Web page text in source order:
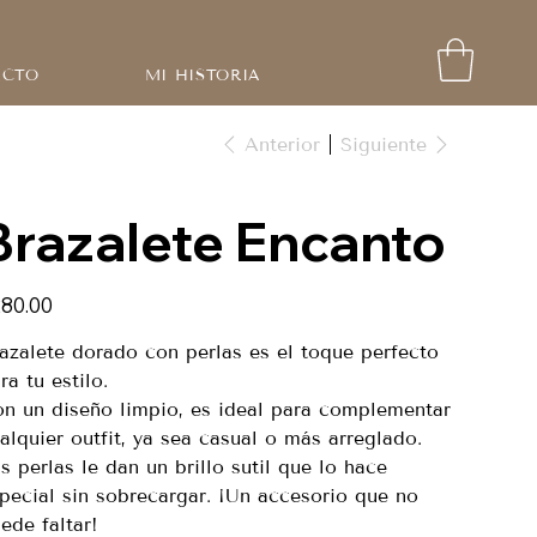
MI HISTORIA
Anterior Siguiente
Encanto
dorado con perlas es el toque perfecto
tu estilo.
un diseño limpio, es ideal para complementar
outfit, ya sea casual o más arreglado.
perlas le dan un brillo sutil que lo hace
sin sobrecargar. ¡Un accesorio que no
faltar!